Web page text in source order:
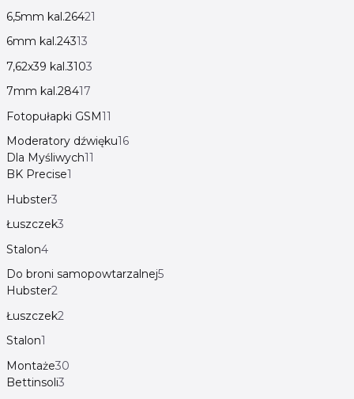
6,5mm kal.26421
6mm kal.24313
7,62x39 kal.3103
7mm kal.28417
Fotopułapki GSM11
Moderatory dźwięku16
Dla Myśliwych11
BK Precise1
Hubster3
Łuszczek3
Stalon4
Do broni samopowtarzalnej5
Hubster2
Łuszczek2
Stalon1
Montaże30
Bettinsoli3